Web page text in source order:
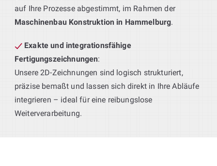
auf Ihre Prozesse abgestimmt, im Rahmen der
Maschinenbau Konstruktion in Hammelburg.
Exakte und integrationsfähige
Fertigungszeichnungen:
Unsere 2D-Zeichnungen sind logisch strukturiert,
präzise bemaßt und lassen sich direkt in Ihre Abläufe
integrieren – ideal für eine reibungslose
Weiterverarbeitung.